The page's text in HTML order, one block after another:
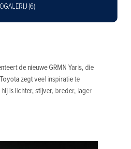
(6)
de nieuwe GRMN Yaris, die
zegt veel inspiratie te
is lichter, stijver, breder, lager